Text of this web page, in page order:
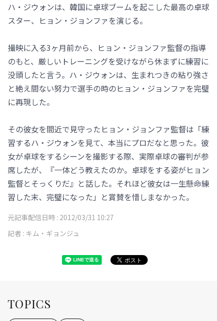
ハ・ジウォンは、韓国に卓球ブームを起こした最高の卓球
スター、ヒョン・ジョンファを演じる。
撮映に入る3ヶ月前から、ヒョン・ジョンファ監督の指導
のもと、厳しいトレーニングを受けながら休まずに練習に
没頭したと言う。ハ・ジウォンは、生まれつきの粘り強さ
と絶え間ない努力で選手の時のヒョン・ジョンファを完璧
に再現した。
その彼女を間近で見守ったヒョン・ジョンファ監督は「練
習するハ・ジウォンを見て、本当にプロだなと思った。彼
女が卓球をするシーンを撮影する際、実際卓球の審判が参
席したが、『一体どう教えたのか。卓球をする姿がヒョン
監督とそっくりだ』と話した。それほど彼女は一生懸命練
習した末、完璧になった」と賞賛を惜しまなかった。
元記事配信日時 : 2012/03/31 10:27
記者 : キム・ギョンジュ
TOPICS